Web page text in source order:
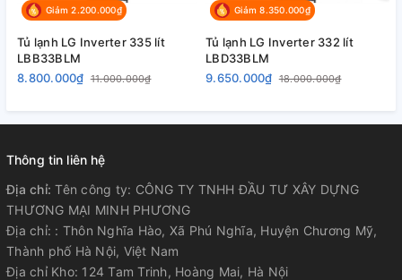
Sản xuất tại:
LG
Giảm 2.200.000₫
Tủ lạnh LG Inverter 335 lít
LBB33BLM
8.800.000₫ 11.000.000₫
Giảm 8.350.000₫
Tủ lạnh LG Inverter 332 lít
LBD33BLM
9.650.000₫ 18.000.000₫
Thông tin liên hệ
Địa chỉ:Tên công ty: CÔNG TY TNHH ĐẦU TƯ XÂY DỰNG
THƯƠNG MẠI MINH PHƯƠNG
Địa chỉ: : Thôn Nghĩa Hào, Xã Phú Nghĩa, Huyện Chương Mỹ,
Thành phố Hà Nội, Việt Nam
Địa chỉ Kho: 124 Tam Trinh, Hoàng Mai, Hà Nội